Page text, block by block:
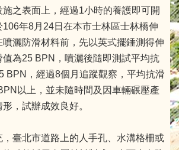
之表面上，經過1小時的養護即可開
年8月24日在本市士林區士林橋伸
灑防滑材料前，先以英式擺錘測得伸
為25 BPN，噴灑後隨即測試平均抗
BPN，經過8個月追蹤觀察，平均抗滑
以上，並未隨時間及因車輛碾壓產
，試辦成效良好。
，臺北市道路上的人手孔、水溝格柵或